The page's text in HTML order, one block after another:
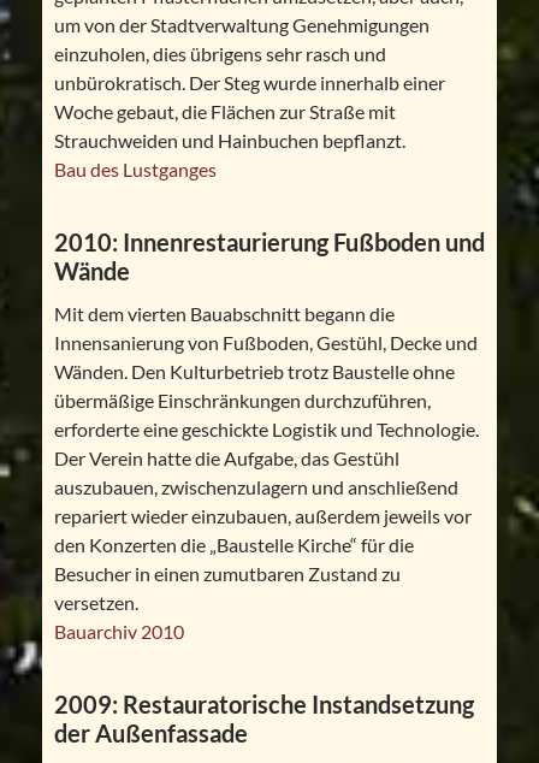
um von der Stadtverwaltung Genehmigungen
einzuholen, dies übrigens sehr rasch und
unbürokratisch. Der Steg wurde innerhalb einer
Woche gebaut, die Flächen zur Straße mit
Strauchweiden und Hainbuchen bepflanzt.
Bau des Lustganges
2010: Innenrestaurierung Fußboden und
Wände
Mit dem vierten Bauabschnitt begann die
Innensanierung von Fußboden, Gestühl, Decke und
Wänden. Den Kulturbetrieb trotz Baustelle ohne
übermäßige Einschränkungen durchzuführen,
erforderte eine geschickte Logistik und Technologie.
Der Verein hatte die Aufgabe, das Gestühl
auszubauen, zwischenzulagern und anschließend
repariert wieder einzubauen, außerdem jeweils vor
den Konzerten die „Baustelle Kirche“ für die
Besucher in einen zumutbaren Zustand zu
versetzen.
Bauarchiv 2010
2009: Restauratorische Instandsetzung
der Außenfassade